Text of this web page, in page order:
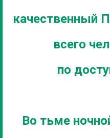
качественный
всего
по
Во тьме